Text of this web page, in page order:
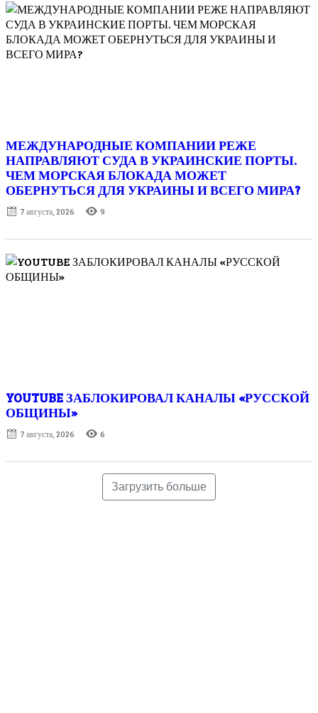
МЕЖДУНАРОДНЫЕ КОМПАНИИ РЕЖЕ
НАПРАВЛЯЮТ СУДА В УКРАИНСКИЕ ПОРТЫ.
ЧЕМ МОРСКАЯ БЛОКАДА МОЖЕТ
ОБЕРНУТЬСЯ ДЛЯ УКРАИНЫ И ВСЕГО МИРА?
Posted
7 августа, 2026 9
YOUTUBE ЗАБЛОКИРОВАЛ КАНАЛЫ «РУССКОЙ
ОБЩИНЫ»
Posted
7 августа, 2026 6
Загрузить больше